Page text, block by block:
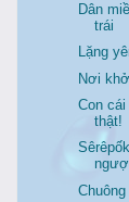
Dân
trái
Lặng
Nơi
Con
thật!